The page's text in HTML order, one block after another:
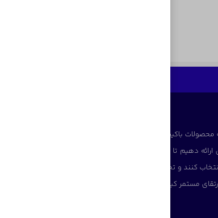
باکیفیت و قابل اعتماد آغاز کرده است. ما با
دهیم تا پاسخگوی نیاز کاربران در سطوح مختلف
کنند و تجربه‌ای مطمئن از خرید تجهیزات دیجیتال
مستمر کیفیت، سهم مؤثری در تأمین نیاز جامعه و